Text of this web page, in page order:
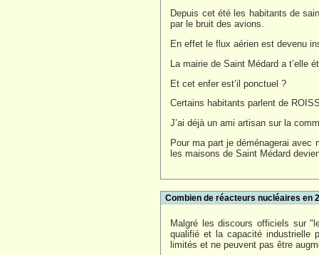
Depuis cet été les habitants de
par le bruit des avions.
En effet le flux aérien est devenu
La mairie de Saint Médard a t’elle
Et cet enfer est’il ponctuel ?
Certains habitants parlent de
J’ai déjà un ami artisan sur la
Pour ma part je déménagerai avec
les maisons de Saint Médard
Combien de réacteurs nucléaires en
Malgré les discours officiels sur
qualifié et la capacité industrielle
limités et ne peuvent pas être